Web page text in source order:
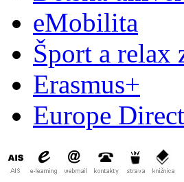
eMobilita
Šport a relax
Erasmus+
Europe